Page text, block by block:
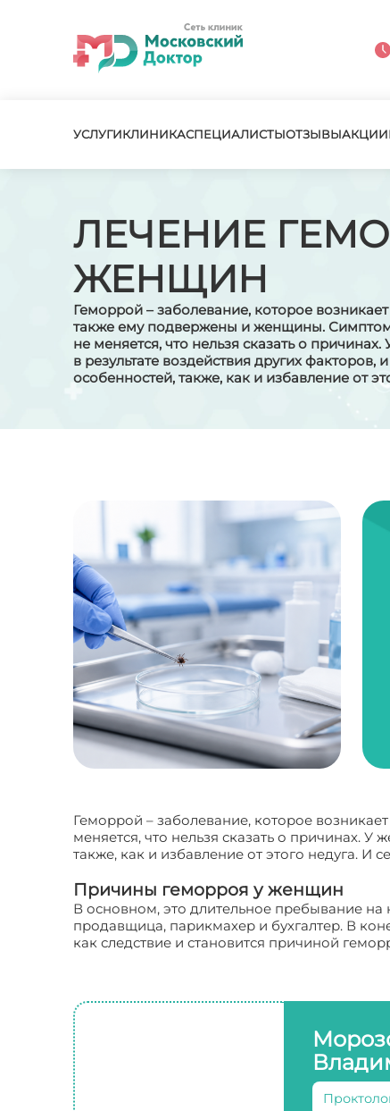
УСЛУГИКЛИНИКАСПЕЦИАЛИСТЫОТЗЫВЫАКЦИИ
ЛЕЧЕНИЕ
ЖЕНЩИН
Геморрой – заболевание, которое
также ему подвержены и женщины.
не меняется, что нельзя сказать о
в результате воздействия других факторов,
особенностей, также, как и избавление от
Геморрой – заболевание, которое
меняется, что нельзя сказать о причинах. У
также, как и избавление от этого недуга.
Причины геморроя у женщин
В основном, это длительное пребывание
продавщица, парикмахер и бухгалтер. В
как следствие и становится причиной